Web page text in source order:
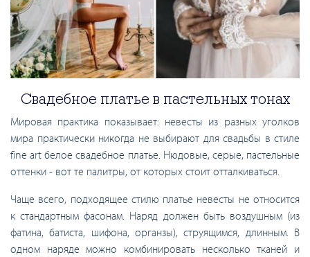
Свадебное платье в пастельных тонах
Мировая практика показывает: невесты из разных уголков
мира практически никогда не выбирают для свадьбы в стиле
fine art белое свадебное платье. Нюдовые, серые, пастельные
оттенки - вот те палитры, от которых стоит отталкиваться.
Чаще всего, подходящее стилю платье невесты не относится
к стандартным фасонам. Наряд должен быть воздушным (из
фатина, батиста, шифона, органзы), струящимся, длинным. В
одном наряде можно комбинировать несколько тканей и